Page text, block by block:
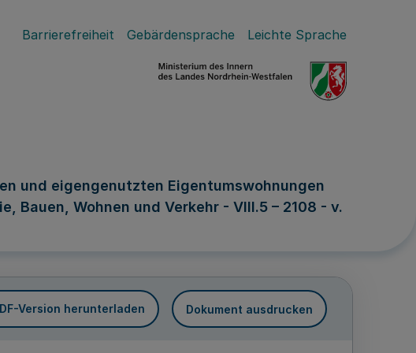
Barrierefreiheit Gebärdensprache Leichte Sprache
und eigengenutzten Eigentumswohnungen
Wohnen und Verkehr - VIII.5 – 2108 - v.
Version herunterladen Dokument ausdrucken